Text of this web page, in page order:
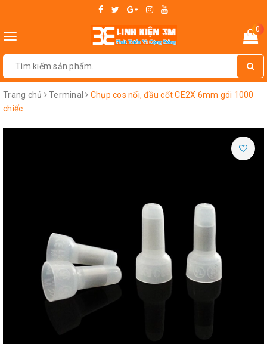
Toggle
0
Trang chủ Terminal
Chụp cos nối, đầu cốt CE2X 6mm gói 1000
chiếc